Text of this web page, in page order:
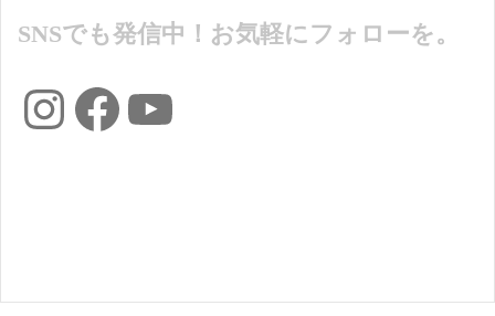
SNSでも発信中！お気軽にフォローを。
InstagramFacebookYouTube